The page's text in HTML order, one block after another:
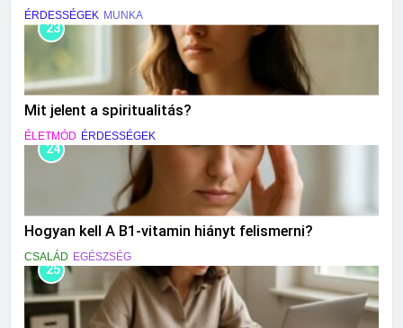
ÉRDESSÉGEK MUNKA
23
Mit jelent a spiritualitás?
ÉLETMÓD ÉRDESSÉGEK
24
Hogyan kell A B1-vitamin hiányt felismerni?
CSALÁD EGÉSZSÉG
25